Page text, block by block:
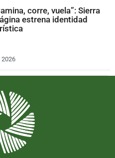
corre, vuela”: Sierra
estrena identidad
2026